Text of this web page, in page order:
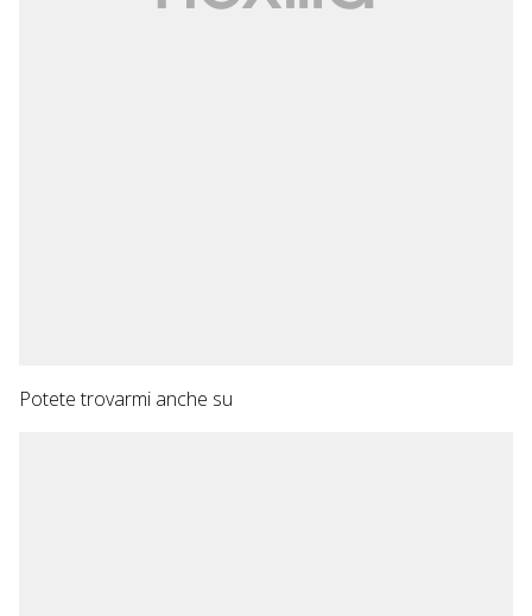
Potete trovarmi anche su